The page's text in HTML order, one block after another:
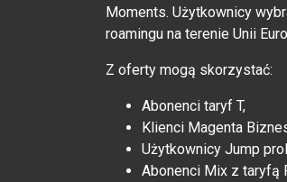
Moments. Użytkownicy
roamingu na terenie Unii
Z oferty mogą skorzystać:
Abonenci taryf T,
Klienci Magenta
Użytkownicy Jump
Abonenci Mix z taryfą